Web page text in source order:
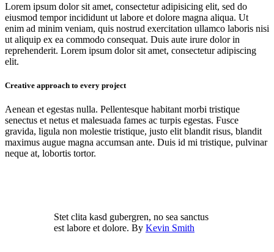
Lorem ipsum dolor sit amet, consectetur adipisicing elit, sed do
eiusmod tempor incididunt ut labore et dolore magna aliqua. Ut
enim ad minim veniam, quis nostrud exercitation ullamco laboris nisi
ut aliquip ex ea commodo consequat. Duis aute irure dolor in
reprehenderit. Lorem ipsum dolor sit amet, consectetur adipiscing
elit.
Creative approach to every project
Aenean et egestas nulla. Pellentesque habitant morbi tristique
senectus et netus et malesuada fames ac turpis egestas. Fusce
gravida, ligula non molestie tristique, justo elit blandit risus, blandit
maximus augue magna accumsan ante. Duis id mi tristique, pulvinar
neque at, lobortis tortor.
Stet clita kasd gubergren, no sea sanctus
est labore et dolore. By Kevin Smith